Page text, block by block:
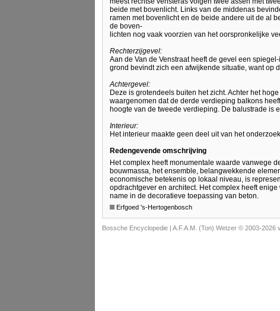
beide met bovenlicht. Links van de middenas
ramen met bovenlicht en de beide andere uit de al
de boven-
lichten nog vaak voorzien van het oorspronkelijke
Rechterzijgevel:
Aan de Van de Venstraat heeft de gevel een
grond bevindt zich een afwijkende situatie, want op
Achtergevel:
Deze is grotendeels buiten het zicht. Achter het
waargenomen dat de derde verdieping balkons
hoogte van de tweede verdieping. De balustrade is
Interieur:
Het interieur maakte geen deel uit van het
Redengevende omschrijving
Het complex heeft monumentale waarde vanwege
bouwmassa, het ensemble, belangwekkende
economische betekenis op lokaal niveau, is
opdrachtgever en architect. Het complex heeft
name in de decoratieve toepassing van beton.
Erfgoed 's-Hertogenbosch
Bossche Encyclopedie | A.F.A.M. (Ton) Wetzer © 2003-2026